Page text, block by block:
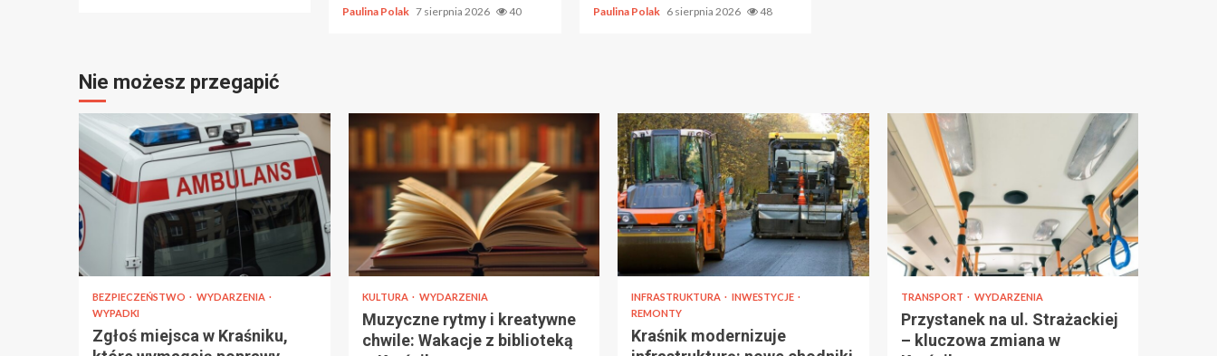
Paulina Polak 7 sierpnia 2026 40 Paulina Polak 6 sierpnia 2026 48
Nie możesz przegapić
BEZPIECZEŃSTWO
WYDARZENIA
WYPADKI
Zgłoś miejsca w Kraśniku,
KULTURA WYDARZENIA
Muzyczne rytmy i kreatywne
chwile: Wakacje z biblioteką
INFRASTRUKTURA
INWESTYCJE
REMONTY
Kraśnik modernizuje
TRANSPORT WYDARZENIA
Przystanek na ul. Strażackiej
– kluczowa zmiana w